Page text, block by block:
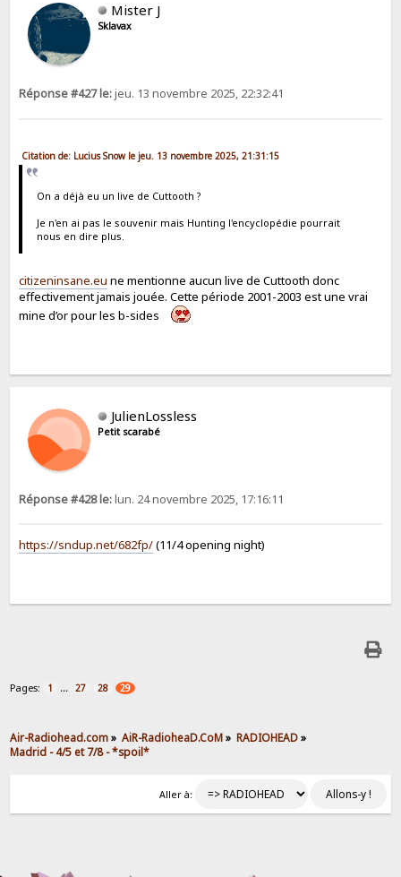
Mister J
Sklavax
Réponse #427 le:jeu. 13 novembre 2025, 22:32:41
Citation de: Lucius Snow le jeu. 13 novembre 2025, 21:31:15
On a déjà eu un live de Cuttooth ?
Je n'en ai pas le souvenir mais Hunting l'encyclopédie pourrait
nous en dire plus.
citizeninsane.eu ne mentionne aucun live de Cuttooth donc
effectivement jamais jouée. Cette période 2001-2003 est une vrai
mine d’or pour les b-sides
JulienLossless
Petit scarabé
Réponse #428 le:lun. 24 novembre 2025, 17:16:11
https://sndup.net/682fp/(11/4 opening night)
Pages: 1 ... 27 28 29
Air-Radiohead.com» AiR-RadioheaD.CoM» RADIOHEAD»
Madrid - 4/5 et 7/8 - *spoil*
Aller à: